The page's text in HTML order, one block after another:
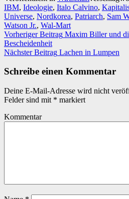
IBM, Ideologie, Italo Calvino,
Universe, Nordkorea, Patriarch, Sam
Watson Jr., Wal-Mart
Beitrags-
Navigation
Vorheriger Beitrag Maxim Biller und
Bescheidenheit
Nächster Beitrag Lachen in Lumpen
Schreibe einen Kommentar
Deine E-Mail-Adresse wird nicht
Felder sind mit * markiert
Kommentar